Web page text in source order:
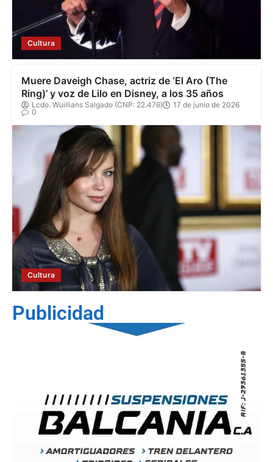
Cultura
Cultura
Muere Daveigh Chase, actriz de ‘El Aro (The
Ring)’ y voz de Lilo en Disney, a los 35 años
Lcdo. Wuillians Salgado (CNP: 22.476)
17 de junio de 2026
0
Publicidad